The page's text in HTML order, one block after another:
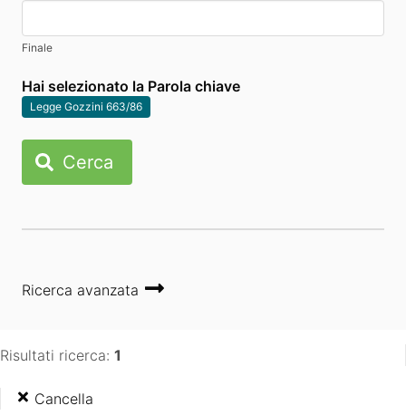
Finale
Hai selezionato la Parola chiave
Legge Gozzini 663/86
Cerca
Ricerca avanzata
Risultati ricerca: 1
Cancella